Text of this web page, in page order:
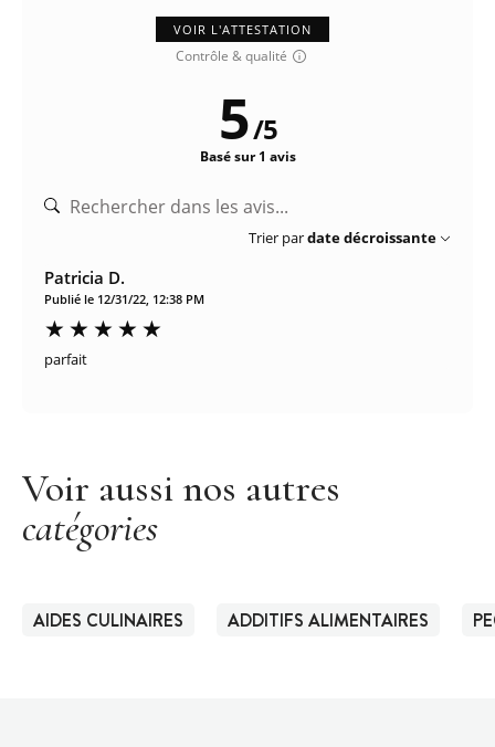
VOIR L'ATTESTATION
Contrôle & qualité
5/5
Basé sur 1 avis
Trier pardate décroissante
Patricia D.
Publié le 12/31/22, 12:38 PM
parfait
Voir aussi nos autres
catégories
AIDES CULINAIRES ADDITIFS ALIMENTAIRES